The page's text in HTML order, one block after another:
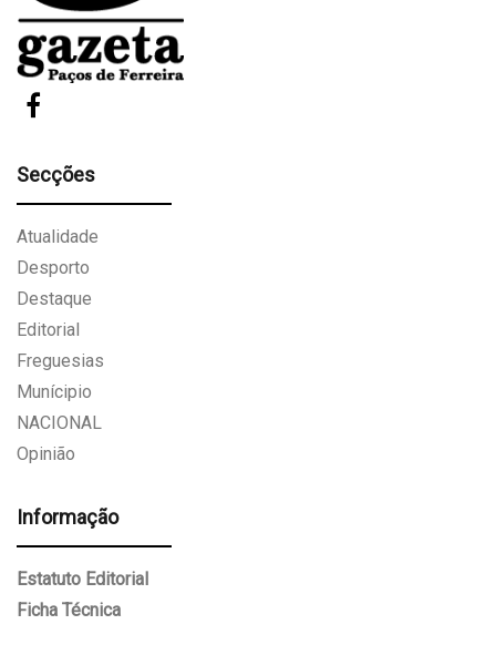
Secções
Atualidade
Desporto
Destaque
Editorial
Freguesias
Munícipio
NACIONAL
Opinião
Informação
Estatuto Editorial
Ficha Técnica